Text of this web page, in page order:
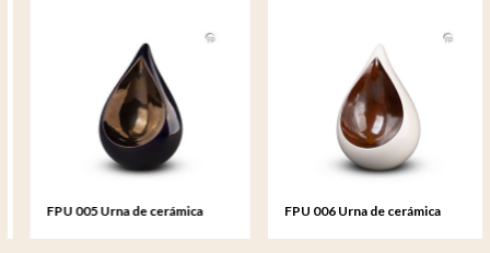
FPU 005 Urna de cerámica
FPU 006 Urna de cerámica